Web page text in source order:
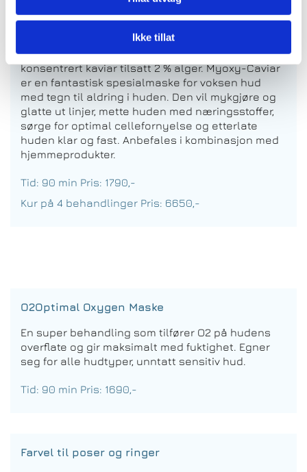
Ikke tillat
Basen i denne masken består av 98 % ren
konsentrert kaviar tilsatt 2 % alger. Myoxy-Caviar
er en fantastisk spesialmaske for voksen hud
med tegn til aldring i huden. Den vil mykgjøre og
glatte ut linjer, mette huden med næringsstoffer,
sørge for optimal cellefornyelse og etterlate
huden klar og fast. Anbefales i kombinasjon med
hjemmeprodukter.
Tid: 90 min Pris: 1790,-
Kur på 4 behandlinger Pris: 6650,-
O2Optimal Oxygen Maske
En super behandling som tilfører O2 på hudens
overflate og gir maksimalt med fuktighet. Egner
seg for alle hudtyper, unntatt sensitiv hud.
Tid: 90 min Pris: 1690,-
Farvel til poser og ringer